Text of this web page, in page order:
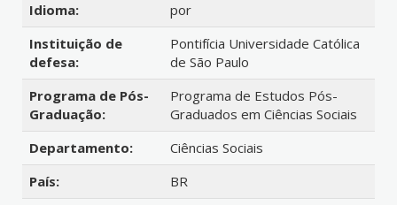
Idioma:
por
Instituição de
defesa:
Pontifícia Universidade Católica
de São Paulo
Programa de Pós-
Graduação:
Programa de Estudos Pós-
Graduados em Ciências Sociais
Departamento:
Ciências Sociais
País:
BR